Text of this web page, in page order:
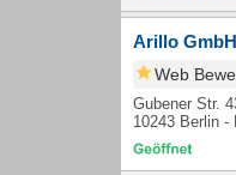
Arillo GmbH
Web
Gubener Str.
10243 Berlin -